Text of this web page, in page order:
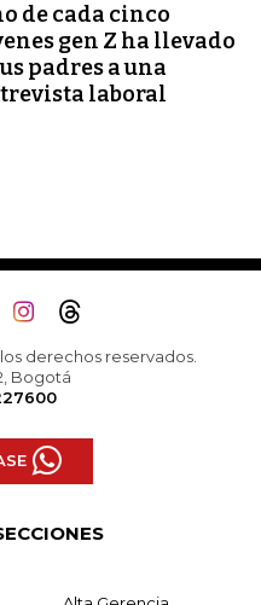
de cada cinco
gen Z ha llevado
padres a una
laboral
derechos reservados.
Bogotá